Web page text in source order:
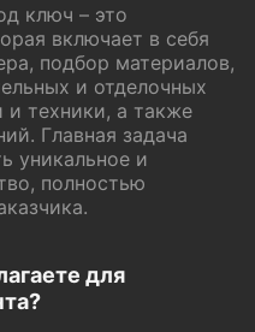
ключ – это
включает в себя
подбор материалов,
и отделочных
и техники, а также
Главная задача
уникальное и
полностью
для